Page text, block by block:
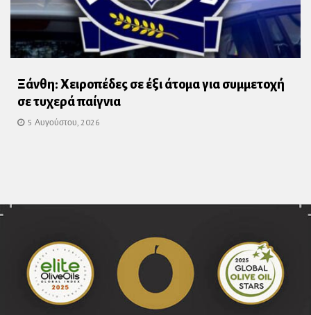
Ξάνθη: Χειροπέδες σε έξι άτομα για συμμετοχή
σε τυχερά παίγνια
5 Αυγούστου, 2026